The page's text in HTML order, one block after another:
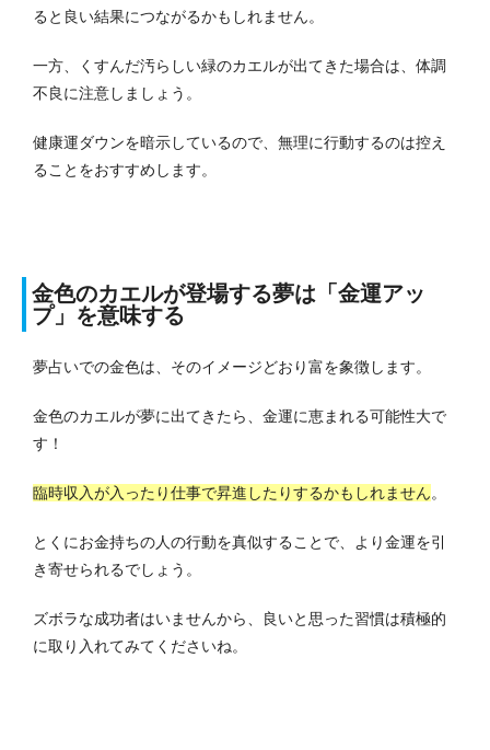
ると良い結果につながるかもしれません。
一方、くすんだ汚らしい緑のカエルが出てきた場合は、体調
不良に注意しましょう。
健康運ダウンを暗示しているので、無理に行動するのは控え
ることをおすすめします。
金色のカエルが登場する夢は「金運アッ
プ」を意味する
夢占いでの金色は、そのイメージどおり富を象徴します。
金色のカエルが夢に出てきたら、金運に恵まれる可能性大で
す！
臨時収入が入ったり仕事で昇進したりするかもしれません。
とくにお金持ちの人の行動を真似することで、より金運を引
き寄せられるでしょう。
ズボラな成功者はいませんから、良いと思った習慣は積極的
に取り入れてみてくださいね。